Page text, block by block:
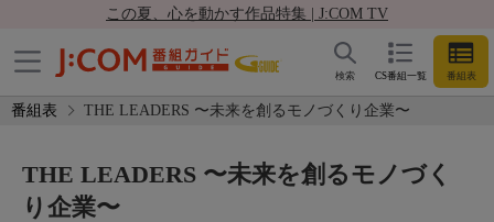
この夏、心を動かす作品特集 | J:COM TV
CS番組一覧 番組表
検索
番組表 THE LEADERS 〜未来を創るモノづくり企業〜
THE LEADERS 〜未来を創るモノづく
り企業〜